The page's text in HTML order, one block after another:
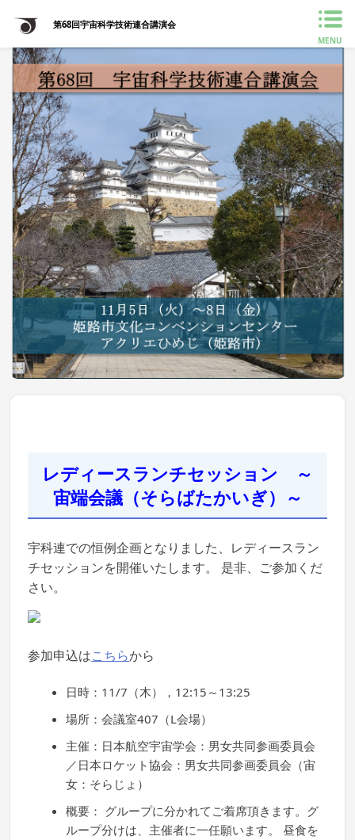
第68回宇宙科学技術連合講演会
MENU
レディースランチセッション ～
宙端会議（そらばたかいぎ）～
宇科連での恒例企画となりました、レディースラン
チセッションを開催いたします。 是非、ご参加くだ
さい。
参加申込はこちらから
日時：11/7（木），12:15～13:25
場所：会議室407（L会場）
主催：日本航空宇宙学会：男女共同参画委員会
／日本ロケット協会：男女共同参画委員会（宙
女：そらじょ）
概要： グループに分かれてご着席頂きます。グ
ループ分けは、主催者に一任願います。 昼食を